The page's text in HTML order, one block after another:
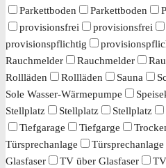
Parkettboden
Parkettboden
provisionsfrei
provisionsfrei
provisionspflichtig
Rauchmelder
Rauchmelder
Rollläden
Rollläden Sauna
Sole Wasser-Wärmepumpe
Stellplatz
Stellplatz Stellplatz
Tiefgarage
Tiefgarge
Türsprechanlage
Türsprechanlage
Glasfaser
TV über Glasfaser